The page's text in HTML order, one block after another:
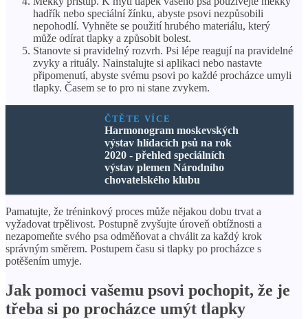
hadřík nebo speciální žínku, abyste psovi nezpůsobili
nepohodlí. Vyhněte se použití hrubého materiálu, který
může odírat tlapky a způsobit bolest.
Stanovte si pravidelný rozvrh. Psi lépe reagují na pravidelné
zvyky a rituály. Nainstalujte si aplikaci nebo nastavte
připomenutí, abyste svému psovi po každé procházce umyli
tlapky. Časem se to pro ni stane zvykem.
ČTĚTE VÍCE
Harmonogram moskevských
výstav hlídacích psů na rok
2020 - přehled speciálních
výstav plemen Národního
chovatelského klubu
Pamatujte, že tréninkový proces může nějakou dobu trvat a
vyžadovat trpělivost. Postupně zvyšujte úroveň obtížnosti a
nezapomeňte svého psa odměňovat a chválit za každý krok
správným směrem. Postupem času si tlapky po procházce s
potěšením umyje.
Jak pomoci vašemu psovi pochopit, že je
třeba si po procházce umýt tlapky